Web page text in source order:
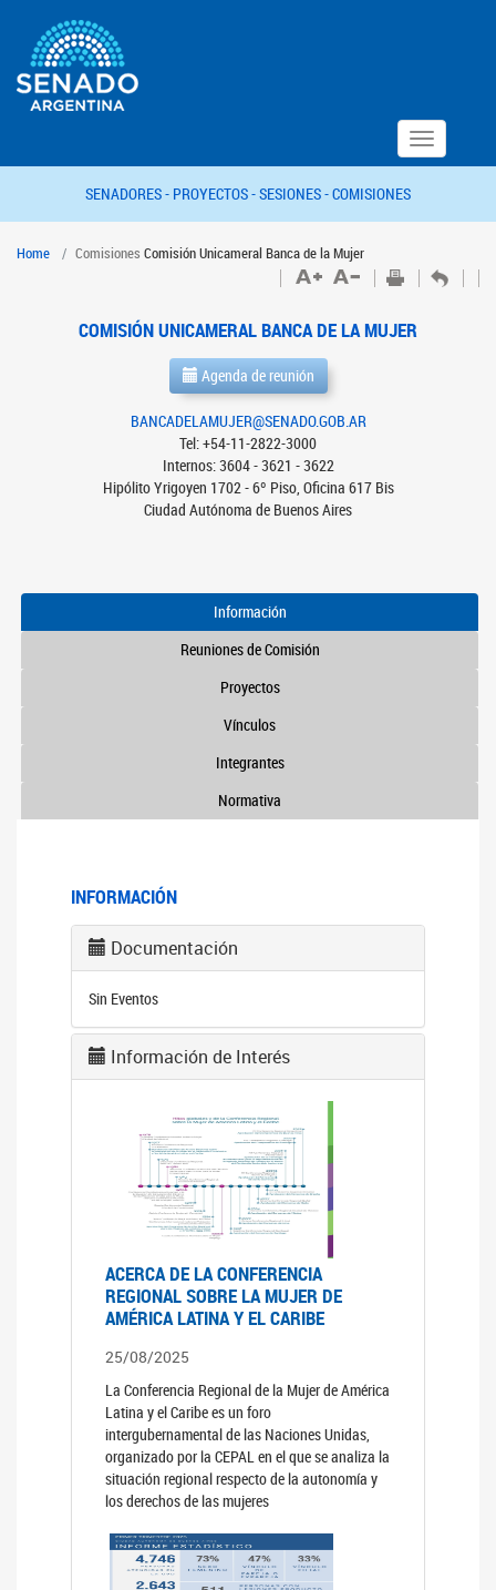
Toggle
navigation
SENADORES - PROYECTOS -SESIONES -COMISIONES
Home Comisiones Comisión Unicameral Banca de la Mujer
COMISIÓN UNICAMERAL BANCA DE LA MUJER
Agenda de reunión
BANCADELAMUJER@SENADO.GOB.AR
Tel: +54-11-2822-3000
Internos: 3604 - 3621 - 3622
Hipólito Yrigoyen 1702 - 6º Piso, Oficina 617 Bis
Ciudad Autónoma de Buenos Aires
Información
Reuniones de Comisión
Proyectos
Vínculos
Integrantes
Normativa
INFORMACIÓN
Documentación
Sin Eventos
Información de Interés
ACERCA DE LA CONFERENCIA
REGIONAL SOBRE LA MUJER DE
AMÉRICA LATINA Y EL CARIBE
25/08/2025
La Conferencia Regional de la Mujer de América
Latina y el Caribe es un foro
intergubernamental de las Naciones Unidas,
organizado por la CEPAL en el que se analiza la
situación regional respecto de la autonomía y
los derechos de las mujeres